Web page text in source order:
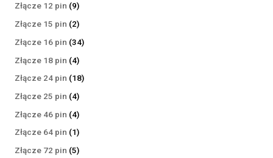
Złącze 12 pin 99
produktów
Złącze 15 pin 22
produkty
Złącze 16 pin 3434
Złącze 18 pin 44
produkty
Złącze 24 pin 1818
Złącze 25 pin 44
produkty
Złącze 46 pin 44
produkty
Złącze 64 pin 11
produkt
Złącze 72 pin 55